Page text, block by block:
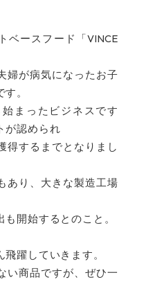
ベースフード「 VINCE
婦が病気になったお子
。
まったビジネスです
が認められ
得するまでとなりまし
あり、大きな製造工場
開始するとのこと。
躍していきます。
い商品ですが、ぜひ一